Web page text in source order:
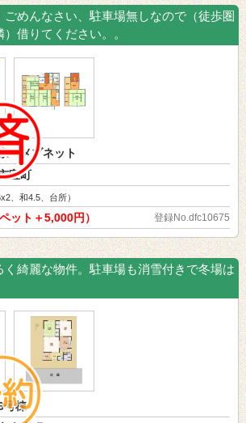
めんなさい、駐車場無しなので（徒歩圏
借りてください。。
メゾネット
宝町
、和4.5、台所）
ット＋5,000円） 登録No.dfc10675
綺麗な物件。駐車場も消雪付きで冬場は
棟